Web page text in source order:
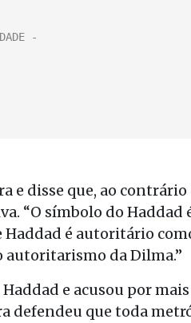
e disse que, ao contrário
“O símbolo do Haddad
Haddad é autoritário
autoritarismo da Dilma.”
e acusou por mais
defendeu que toda